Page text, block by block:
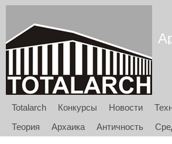
Totalarch Конкурсы Новости
Теория
Архаика Античность